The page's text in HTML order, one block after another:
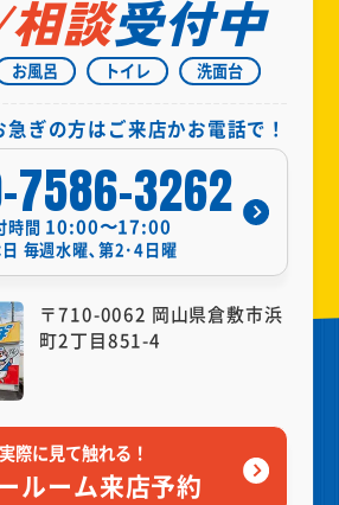
談受付中
お風呂 トイレ 洗面台
ぎの方はご来店かお電話で！
7586-3262
時間 10:00〜17:00
毎週水曜､第2･4日曜
〒710-0062 岡山県倉敷市浜
町2丁目851-4
実際に見て触れる！
ルーム来店予約